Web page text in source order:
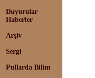
Duyurular
Haberler
Arşiv
Sergi
Pullarda Bilim